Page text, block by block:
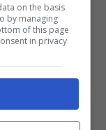
e del
Mondo,
sono
della
on the basis
by managing
of this page
in privacy